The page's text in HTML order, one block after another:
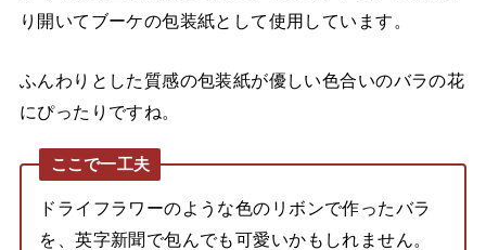
り開いてブーケの包装紙として使用しています。
ふんわりとした質感の包装紙が優しい色合いのバラの花
にぴったりですね。
ここで一工夫
ドライフラワーのような色のリボンで作ったバラ
を、英字新聞で包んでも可愛いかもしれません。